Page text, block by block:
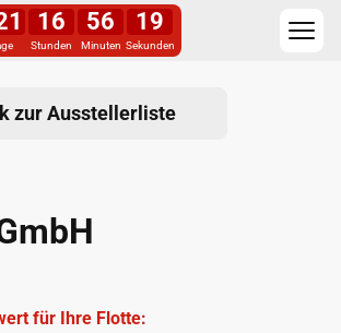
16
Stunden
56
Minuten
18
Sekunden
zur Ausstellerliste
für Ihre Flotte: